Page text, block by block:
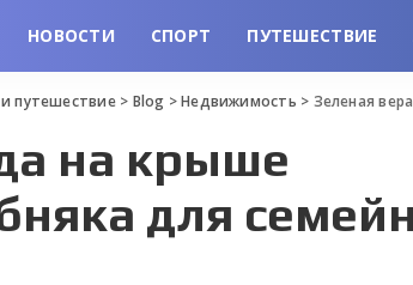
НОВОСТИ СПОРТ ПУТЕШЕСТВИЕ
путешествие> Blog >Недвижимость > Зеленая веранда на крыше
на крыше
для